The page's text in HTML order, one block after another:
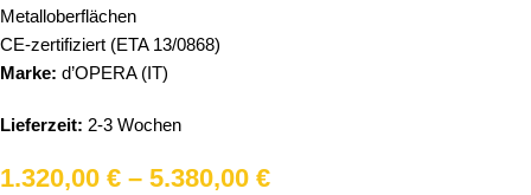
Metalloberflächen
CE‑zertifiziert (ETA 13/0868)
Marke: d’OPERA (IT)
Lieferzeit: 2-3 Wochen
1.320,00 € – 5.380,00 €